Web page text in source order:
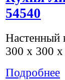
54540
Настенный
300 x 300
Подробнее